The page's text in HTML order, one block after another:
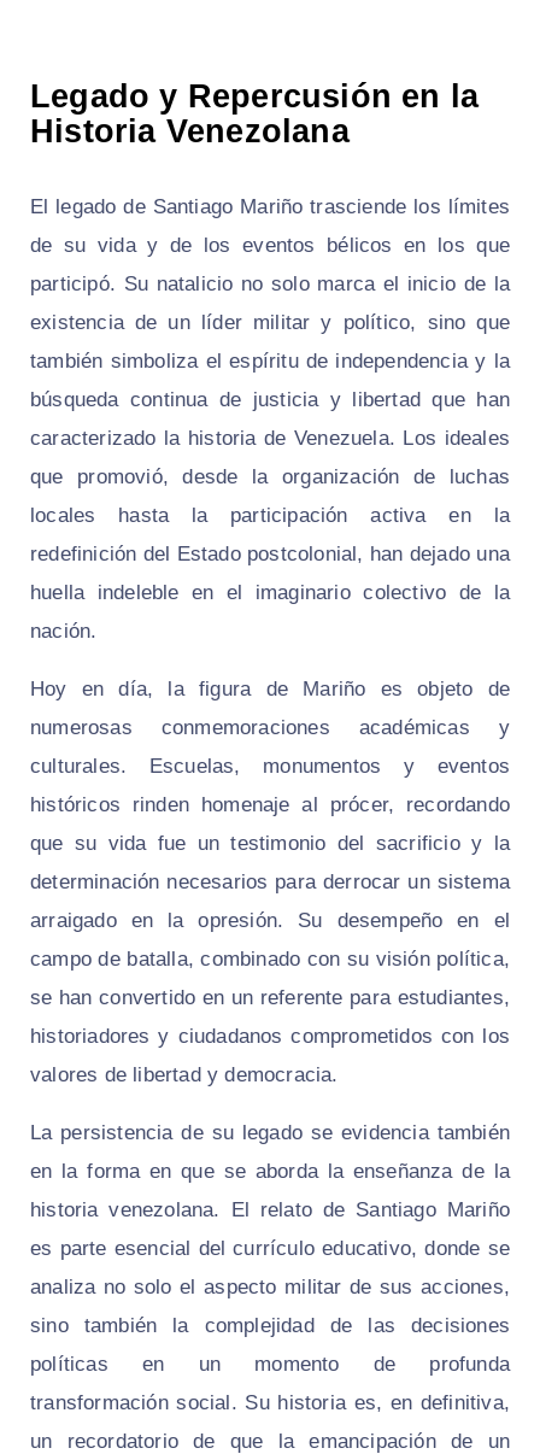
Legado y Repercusión en la
Historia Venezolana
El legado de Santiago Mariño trasciende los límites
de su vida y de los eventos bélicos en los que
participó. Su natalicio no solo marca el inicio de la
existencia de un líder militar y político, sino que
también simboliza el espíritu de independencia y la
búsqueda continua de justicia y libertad que han
caracterizado la historia de Venezuela. Los ideales
que promovió, desde la organización de luchas
locales hasta la participación activa en la
redefinición del Estado postcolonial, han dejado una
huella indeleble en el imaginario colectivo de la
nación.
Hoy en día, la figura de Mariño es objeto de
numerosas conmemoraciones académicas y
culturales. Escuelas, monumentos y eventos
históricos rinden homenaje al prócer, recordando
que su vida fue un testimonio del sacrificio y la
determinación necesarios para derrocar un sistema
arraigado en la opresión. Su desempeño en el
campo de batalla, combinado con su visión política,
se han convertido en un referente para estudiantes,
historiadores y ciudadanos comprometidos con los
valores de libertad y democracia.
La persistencia de su legado se evidencia también
en la forma en que se aborda la enseñanza de la
historia venezolana. El relato de Santiago Mariño
es parte esencial del currículo educativo, donde se
analiza no solo el aspecto militar de sus acciones,
sino también la complejidad de las decisiones
políticas en un momento de profunda
transformación social. Su historia es, en definitiva,
un recordatorio de que la emancipación de un